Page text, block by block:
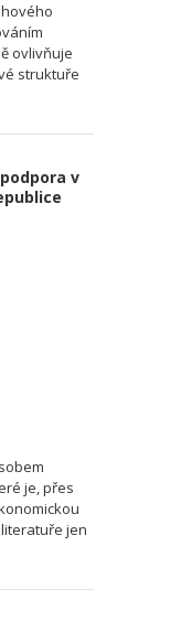
ovlivňuje
struktuře
v
je, přes
jen